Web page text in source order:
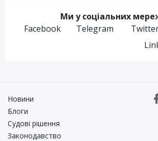
Ми у соціальних
Facebook
Telegram
Новини
Блоги
Судові рішення
Законодавство